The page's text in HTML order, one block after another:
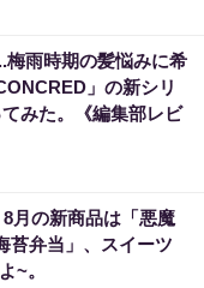
梅雨時期の髪悩みに希
」の新シリ
みた。《編集部レビ
8月の新商品は「悪魔
苔弁当」、スイーツ
~。